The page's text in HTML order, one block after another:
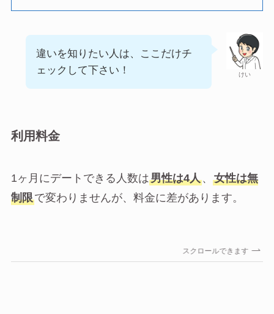
けい
違いを知りたい人は、ここだけチ
ェックして下さい！
利用料金
1ヶ月にデートできる人数は男性は4人、 女性は無
制限で変わりませんが、料金に差があります。
スクロールできます